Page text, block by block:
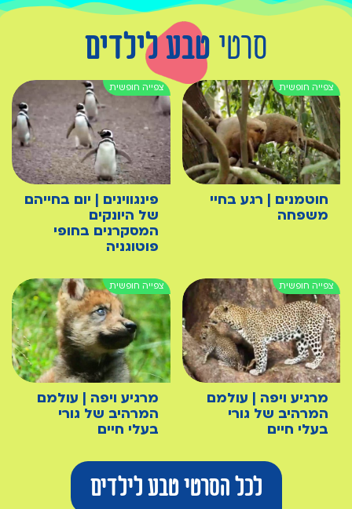
סרטי טבע לילדים
חוטמנים | רגע בחיי
משפחה
פינגווינים | יום בחייהם
של היונקים
המסקרנים בחופי
פוטוגניה
מרגיע ויפה | עולמם
המרהיב של גורי
בעלי חיים
מרגיע ויפה | עולמם
המרהיב של גורי
בעלי חיים
לכל הסרטי טבע לילדים